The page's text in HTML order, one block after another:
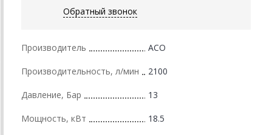
Обратный звонок
Производитель АСО
Производительность, л/мин 2100
Давление, Бар 13
Мощность, кВт 18.5